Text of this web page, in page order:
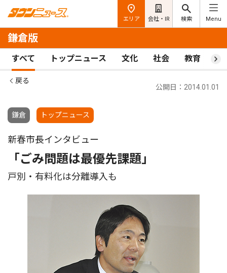
エリア 会社・IR 検索 Menu
鎌倉版
すべて トップニュース 文化 社会 教育 ス
戻る
鎌倉 トップニュース
公開日：2014.01.01
新春市長インタビュー
「ごみ問題は最優先課題」
戸別・有料化は分離導入も